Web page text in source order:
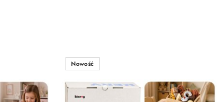
Nowość